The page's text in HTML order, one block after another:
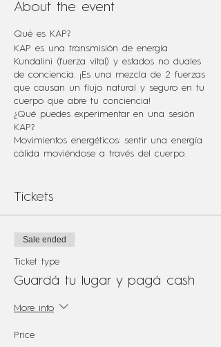
About the event
Qué es KAP?
KAP es una transmisión de energía
Kundalini (fuerza vital) y estados no duales
de conciencia. ¡Es una mezcla de 2 fuerzas
que causan un flujo natural y seguro en tu
cuerpo que abre tu conciencia!
¿Qué puedes experimentar en una sesión
KAP?
Movimientos energéticos: sentir una energía
cálida moviéndose a través del cuerpo.
Sentimientos emocionales: llorar, reír o gritar.
energías atrapadas.
Movimientos corporales como posturas de
yoga, temblores o mudras.
Beneficios de KAP:
energías estancadas y traumas, disminuye
experiencias positivas que cambian la vida.
Tickets
Sale ended
Ticket type
Guardá tu lugar y pagá cash
More info
Price